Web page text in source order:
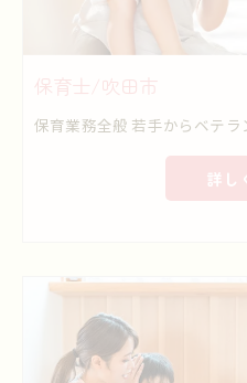
保育士/吹田市
詳し